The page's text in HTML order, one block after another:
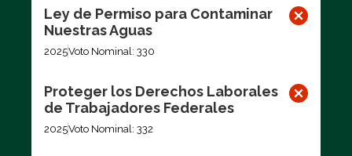
Ley de Permiso para Contaminar
Nuestras Aguas
2025Voto Nominal: 330
Proteger los Derechos Laborales
de Trabajadores Federales
2025Voto Nominal: 332